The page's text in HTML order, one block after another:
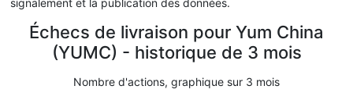
signalement et la publication des données.
Échecs de livraison pour Yum China
(YUMC) - historique de 3 mois
Nombre d'actions, graphique sur 3 mois